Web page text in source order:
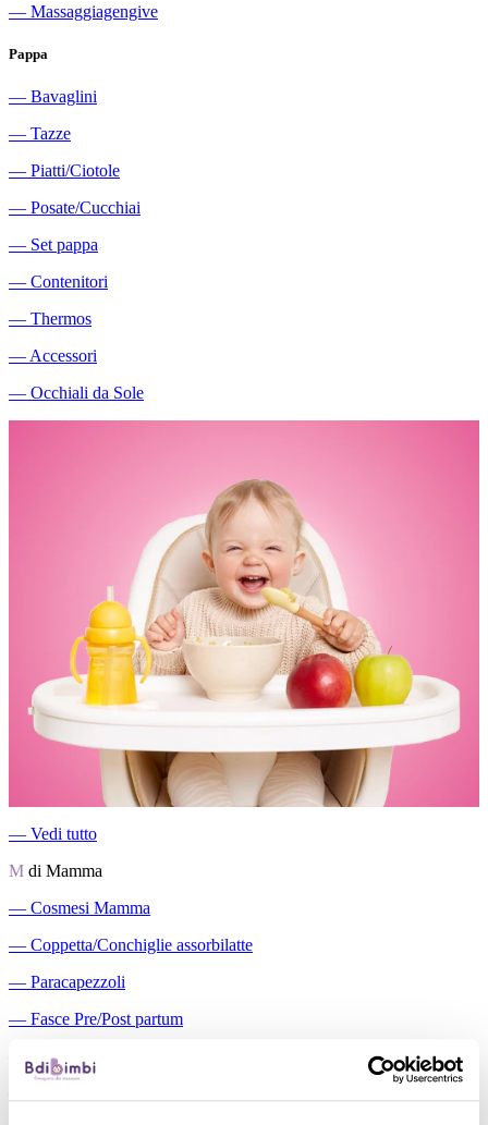
― Massaggiagengive
Pappa
― Bavaglini
― Tazze
― Piatti/Ciotole
― Posate/Cucchiai
― Set pappa
― Contenitori
― Thermos
― Accessori
― Occhiali da Sole
― Vedi tutto
M di Mamma
― Cosmesi Mamma
― Coppetta/Conchiglie assorbilatte
― Paracapezzoli
― Fasce Pre/Post partum
Slip a rete/Assorbenti